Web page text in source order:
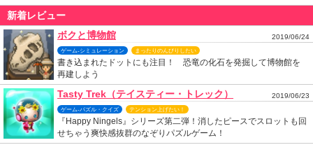
新着レビュー
ボクと博物館
2019/06/24
ゲーム-シミュレーション まったりのんびりしたい
書き込まれたドットにも注目！ 恐竜の化石を発掘して博物館を
再建しよう
Tasty Trek（テイスティー・トレック） 2019/06/23
ゲーム-パズル・クイズ テンション上げたい！
『Happy Ningels』シリーズ第二弾！消したピースでスロットも回
せちゃう爽快感抜群のなぞりパズルゲーム！